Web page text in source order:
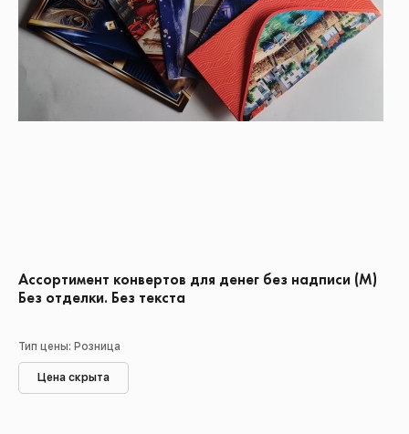
Ассортимент конвертов для денег без надписи (М)
Без отделки. Без текста
Тип цены: Розница
Цена скрыта